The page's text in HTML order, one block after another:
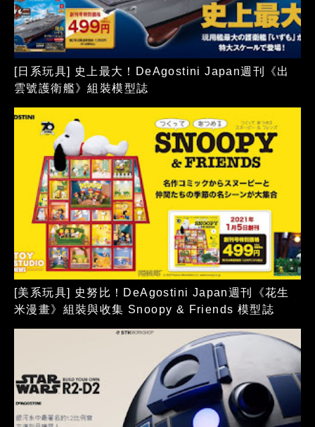
[日系玩具] 史上最大！DeAgostini Japan週刊《出
雲號護衛艦》組裝模型誌
[美系玩具] 史努比！DeAgostini Japan週刊《花生
米漫畫》組裝與收集 Snoopy & Friends 模型誌